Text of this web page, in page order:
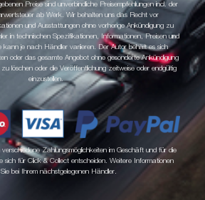
Preise sind unverbindliche Preisempfehlungen incl. der
ab Werk. Wir behalten uns das Recht vor
und Ausstattungen ohne vorherige Ankündigung zu
in technischen Spezifikationen, Informationen, Preisen und
kann je nach Händler variieren. Der Autor behält es sich
oder das gesamte Angebot ohne gesonderte Ankündigung
löschen oder die Veröffentlichung zeitweise oder endgültig
einzustellen.
Zahlungsmöglichkeiten im Geschäft und für die
sich für Click & Collect entscheiden. Weitere Informationen
bei Ihrem nächstgelegenen Händler.